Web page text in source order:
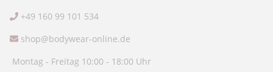
+49 160 99 101 534
shop@bodywear-online.de
Montag - Freitag 10:00 - 18:00 Uhr